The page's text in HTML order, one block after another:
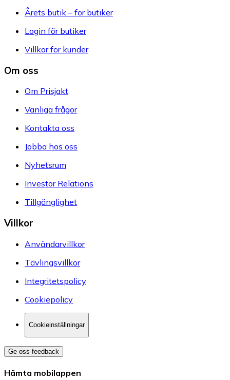
Årets butik – för butiker
Login för butiker
Villkor för kunder
Om oss
Om Prisjakt
Vanliga frågor
Kontakta oss
Jobba hos oss
Nyhetsrum
Investor Relations
Tillgänglighet
Villkor
Användarvillkor
Tävlingsvillkor
Integritetspolicy
Cookiepolicy
Cookieinställningar
Ge oss feedback
Hämta mobilappen